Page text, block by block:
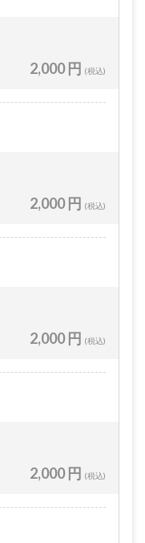
2,000 円 (税込)
2,000 円 (税込)
2,000 円 (税込)
2,000 円 (税込)